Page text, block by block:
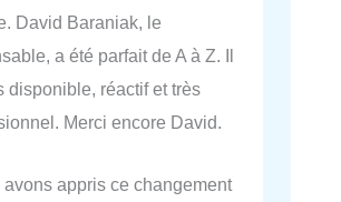
David Baraniak, le
a été parfait de A à Z. Il
disponible, réactif et très
Merci encore David.
avons appris ce changement